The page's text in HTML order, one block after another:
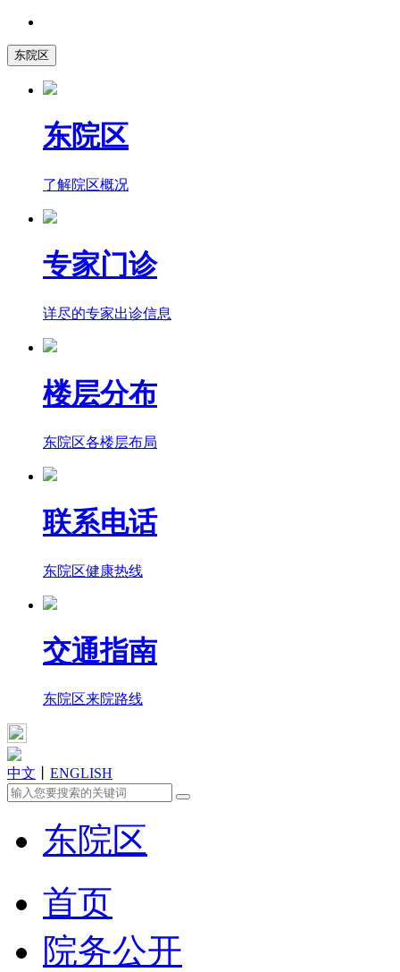
东院区
东院区
了解院区概况
专家门诊
详尽的专家出诊信息
楼层分布
东院区各楼层布局
联系电话
东院区健康热线
交通指南
东院区来院路线
中文 ENGLISH
东院区
首页
院务公开